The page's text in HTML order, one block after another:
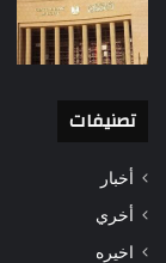
تصنيفات
أخبار
أخري
اخيره